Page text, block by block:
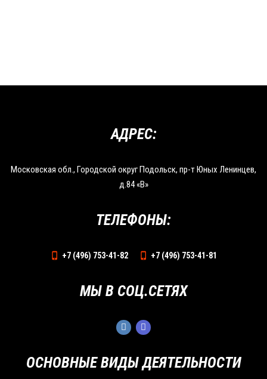
ОСНОВНЫЕ ВИДЫ ДЕЯТЕЛЬНОСТИ
АДРЕС:
Московская обл., Городской округ Подольск, пр-т Юных Ленинцев,
д.84 «В»
ТЕЛЕФОНЫ:
+7 (496) 753-41-82 +7 (496) 753-41-81
МЫ В СОЦ.СЕТЯХ